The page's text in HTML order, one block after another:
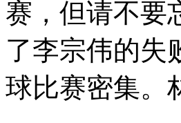
赛，但请不要
了李宗伟的失
球比赛密集。